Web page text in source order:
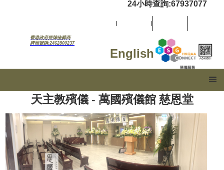
香港政府持牌殮葬商
牌照號碼:2462800237
24小時查詢:67937077
English
天主教殯儀 - 萬國殯儀館 慈恩堂